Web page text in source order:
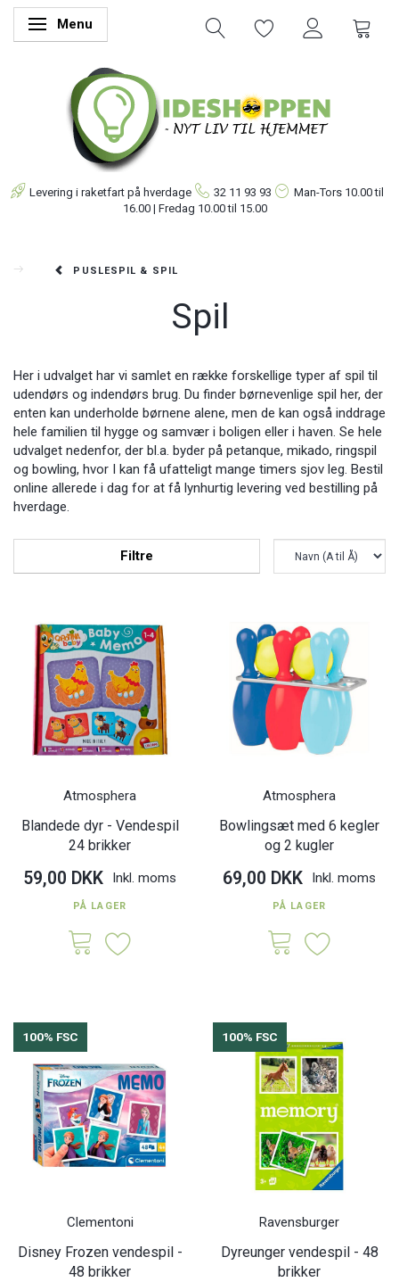
Skifte navigation
Menu
Levering i raketfart på hverdage 32 11 93 93 Man-Tors 10.00 til
16.00 | Fredag 10.00 til 15.00
PUSLESPIL & SPIL
Spil
Her i udvalget har vi samlet en række forskellige typer af spil til
udendørs og indendørs brug. Du finder børnevenlige spil her, der
enten kan underholde børnene alene, men de kan også inddrage
hele familien til hygge og samvær i boligen eller i haven. Se hele
udvalget nedenfor, der bl.a. byder på petanque, mikado, ringspil
og bowling, hvor I kan få ufatteligt mange timers sjov leg. Bestil
online allerede i dag for at få lynhurtig levering ved bestilling på
hverdage.
Filtre
Atmosphera
Blandede dyr - Vendespil
24 brikker
59,00 DKK Inkl. moms
PÅ LAGER
Atmosphera
Bowlingsæt med 6 kegler
og 2 kugler
69,00 DKK Inkl. moms
PÅ LAGER
100% FSC
Clementoni
Disney Frozen vendespil -
48 brikker
100% FSC
Ravensburger
Dyreunger vendespil - 48
brikker